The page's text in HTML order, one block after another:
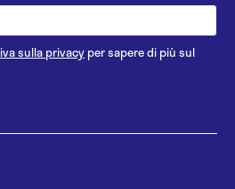
sulla privacyper sapere di più sul